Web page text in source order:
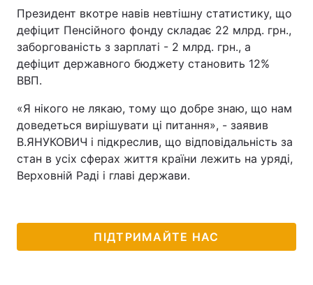
Президент вкотре навів невтішну статистику, що
дефіцит Пенсійного фонду складає 22 млрд. грн.,
заборгованість з зарплаті - 2 млрд. грн., а
дефіцит державного бюджету становить 12%
ВВП.
«Я нікого не лякаю, тому що добре знаю, що нам
доведеться вирішувати ці питання», - заявив
В.ЯНУКОВИЧ і підкреслив, що відповідальність за
стан в усіх сферах життя країни лежить на уряді,
Верховній Раді і главі держави.
ПІДТРИМАЙТЕ НАС